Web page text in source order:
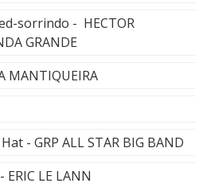
sorrindo - HECTOR
GRANDE
MANTIQUEIRA
- GRP ALL STAR BIG BAND
LE LANN